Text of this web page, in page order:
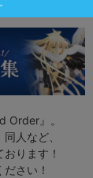
Order』。
人など、
ります！
さい！